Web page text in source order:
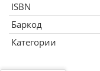
ISBN
Баркод
Категории